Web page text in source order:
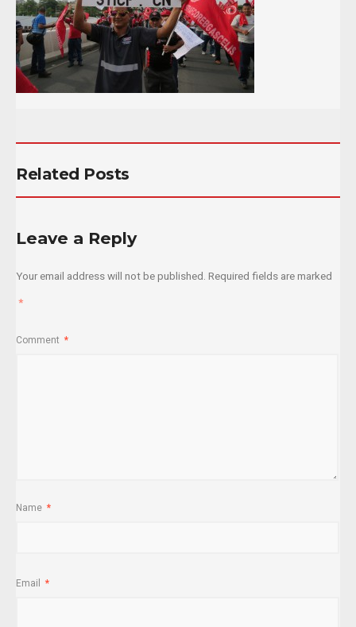
Related Posts
Leave a Reply
Your email address will not be published. Required fields are marked
*
Comment *
Name *
Email *